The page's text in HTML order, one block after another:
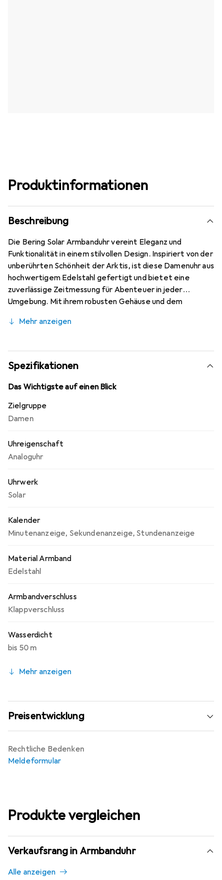
Produktinformationen
Beschreibung
Die Bering Solar Armbanduhr vereint Eleganz und
Funktionalität in einem stilvollen Design. Inspiriert von der
unberührten Schönheit der Arktis, ist diese Damenuhr aus
hochwertigem Edelstahl gefertigt und bietet eine
zuverlässige Zeitmessung für Abenteuer in jeder
Umgebung. Mit ihrem robusten Gehäuse und dem
auch für besondere Anlässe geeignet. Die Solar-
betrieben wird und eine lange Lebensdauer hat. Die
Kombination aus einem schwarzen Zifferblatt und einem
eleganten Armband in Roségold verleiht der Uhr eine
zeitlose Ästhetik, die sowohl zu sportlichen als auch zu
bis zu 50 Metern ist die Bering Solar Armbanduhr der
ideale Begleiter für alle, die das Abenteuer lieben und
Mehr anzeigen
Spezifikationen
Das Wichtigste auf einen Blick
Zielgruppe
Damen
Uhreigenschaft
Analoguhr
Uhrwerk
Solar
Kalender
Minutenanzeige, Sekundenanzeige, Stundenanzeige
Material Armband
Edelstahl
Armbandverschluss
Klappverschluss
Wasserdicht
bis 50 m
Mehr anzeigen
Preisentwicklung
Rechtliche Bedenken
Meldeformular
Produkte vergleichen
Verkaufsrang in Armbanduhr
Alle anzeigen